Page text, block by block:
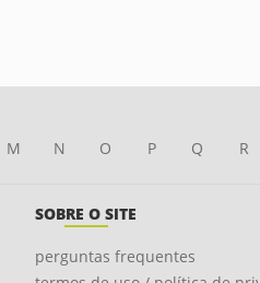
M N O P Q R
SOBRE O SITE
perguntas frequentes